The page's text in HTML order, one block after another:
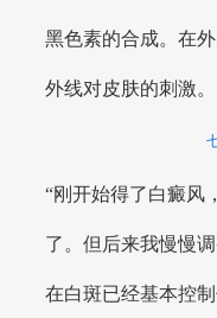
黑色素的合成。在
外线对皮肤的刺激。
“刚开始得了白癜风
了。但后来我慢慢
在白斑已经基本控